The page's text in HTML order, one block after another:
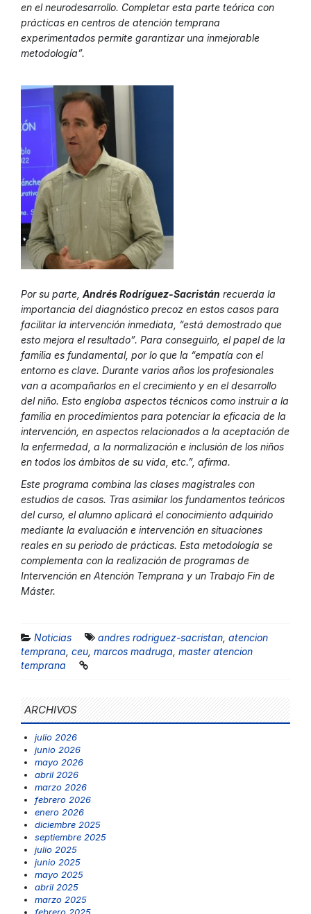
en el neurodesarrollo. Completar esta parte teórica con
prácticas en centros de atención temprana
experimentados permite garantizar una inmejorable
metodología”.
Por su parte, Andrés Rodríguez-Sacristán recuerda la
importancia del diagnóstico precoz en estos casos para
facilitar la intervención inmediata, “está demostrado que
esto mejora el resultado”. Para conseguirlo, el papel de la
familia es fundamental, por lo que la “empatía con el
entorno es clave. Durante varios años los profesionales
van a acompañarlos en el crecimiento y en el desarrollo
del niño. Esto engloba aspectos técnicos como instruir a la
familia en procedimientos para potenciar la eficacia de la
intervención, en aspectos relacionados a la aceptación de
la enfermedad, a la normalización e inclusión de los niños
en todos los ámbitos de su vida, etc.”, afirma.
Este programa combina las clases magistrales con
estudios de casos. Tras asimilar los fundamentos teóricos
del curso, el alumno aplicará el conocimiento adquirido
mediante la evaluación e intervención en situaciones
reales en su periodo de prácticas. Esta metodología se
complementa con la realización de programas de
Intervención en Atención Temprana y un Trabajo Fin de
Máster.
Noticias andres rodriguez-sacristan atencion
temprana ceu marcos madruga master atencion
temprana
ARCHIVOS
julio 2026
junio 2026
mayo 2026
abril 2026
marzo 2026
febrero 2026
enero 2026
diciembre 2025
septiembre 2025
julio 2025
junio 2025
mayo 2025
abril 2025
marzo 2025
febrero 2025